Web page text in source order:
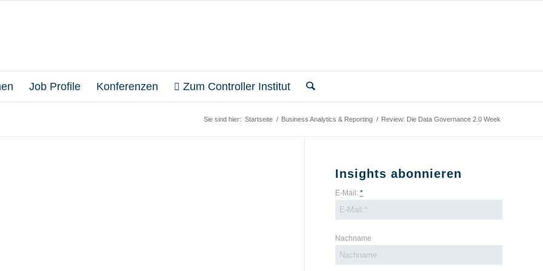
Job Profile Konferenzen Zum Controller Institut
Sie sind hier: Startseite / Business Analytics & Reporting / Review: Die Data Governance 2.0 Week
Insights abonnieren
E-Mail:*
Nachname